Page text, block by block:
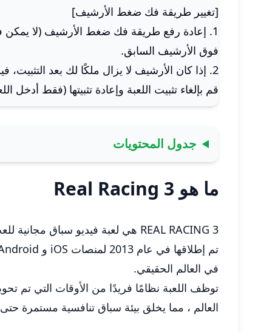
[تغيير طريقة فك ضغط الأرشيف]
1. إعادة رفع طريقة فك ضغط الأرشيف (لا يمكن فك
فوق الأرشيف السابق.
2. إذا كان الأرشيف لا يزال ملكًا لك بعد التثبيت، فيرجى عمل نسخة احتياطية من الأرشيف.
قم بإلغاء تثبيت اللعبة وإعادة تثبيتها (فقط أدخل
جدول المحتويات
ما هو Real Racing 3
REAL RACING 3 هي لعبة فيديو سباق مجانية للعب من قبل FireMonkeys Studios ونشرتها Arts Electronic.
في العالم الحقيقي.
العالم ، مما يخلق بيئة سباق تنافسية مستمرة